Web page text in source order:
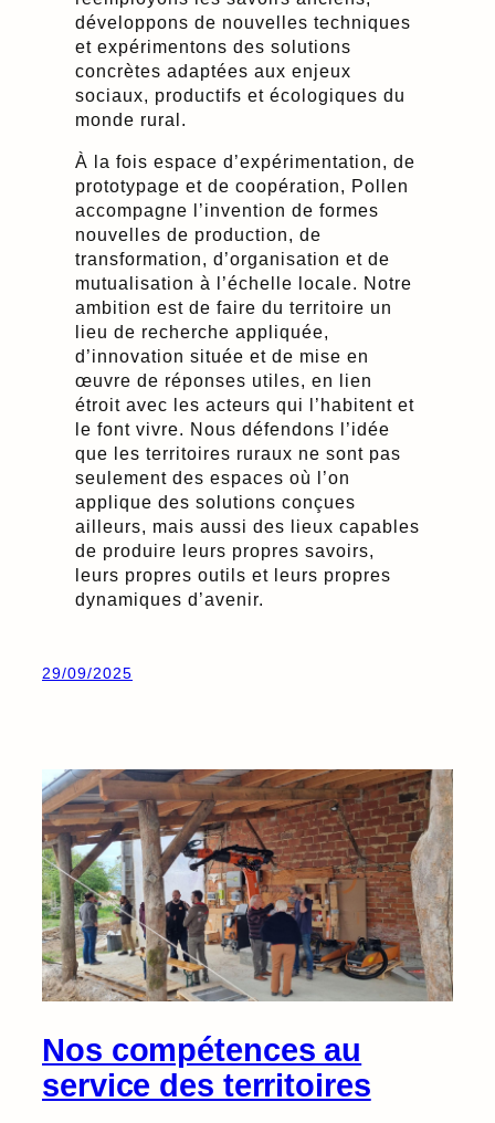
développons de nouvelles techniques
et expérimentons des solutions
concrètes adaptées aux enjeux
sociaux, productifs et écologiques du
monde rural.
À la fois espace d’expérimentation, de
prototypage et de coopération, Pollen
accompagne l’invention de formes
nouvelles de production, de
transformation, d’organisation et de
mutualisation à l’échelle locale. Notre
ambition est de faire du territoire un
lieu de recherche appliquée,
d’innovation située et de mise en
œuvre de réponses utiles, en lien
étroit avec les acteurs qui l’habitent et
le font vivre. Nous défendons l’idée
que les territoires ruraux ne sont pas
seulement des espaces où l’on
applique des solutions conçues
ailleurs, mais aussi des lieux capables
de produire leurs propres savoirs,
leurs propres outils et leurs propres
dynamiques d’avenir.
29/09/2025
Nos compétences au
service des territoires